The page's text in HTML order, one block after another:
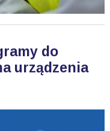
do
urządzenia